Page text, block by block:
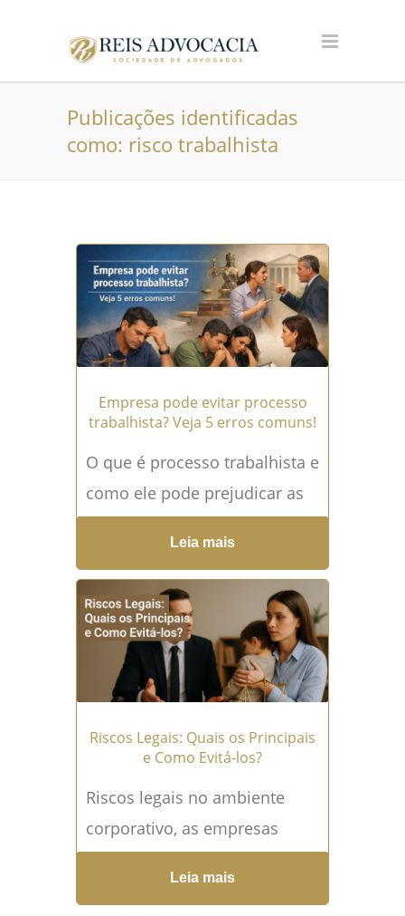
Publicações identificadas
como: risco trabalhista
Empresa pode evitar processo
trabalhista? Veja 5 erros comuns!
O que é processo trabalhista e
como ele pode prejudicar as
empresas? O processo
trabalhista é uma das maiores
preocupações de
empresários...
Leia mais →
Leia mais
Riscos Legais: Quais os Principais
e Como Evitá-los?
Riscos legais no ambiente
corporativo, as empresas
enfrentam diversos desafios
que podem comprometer
Leia mais